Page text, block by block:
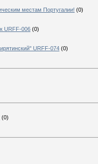
местам Португалии! (0)
URFF-006 (0)
URFF-074 (0)
(0)